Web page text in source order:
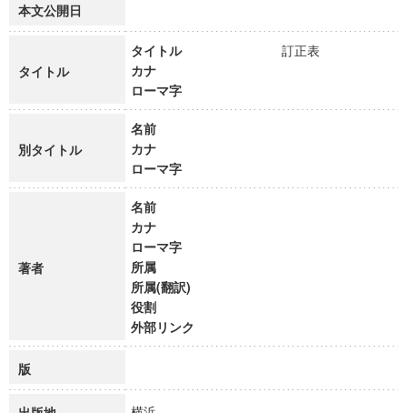
本文公開日
タイトル
タイトル
訂正表
カナ
ローマ字
別タイトル
名前
カナ
ローマ字
著者
名前
カナ
ローマ字
所属
所属(翻訳)
役割
外部リンク
版